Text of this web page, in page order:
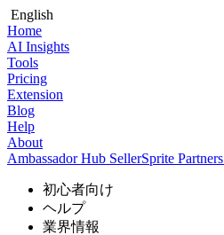
English
Home
AI Insights
Tools
Pricing
Extension
Blog
Help
About
Ambassador Hub SellerSprite Partners
初心者向け
ヘルプ
業界情報